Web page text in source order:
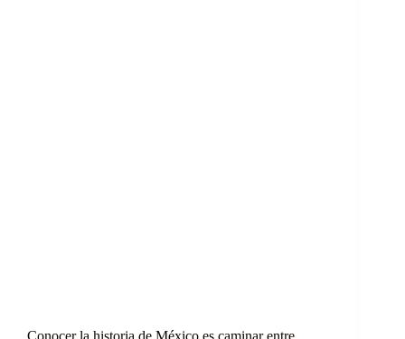
Conocer la historia de México es caminar entre